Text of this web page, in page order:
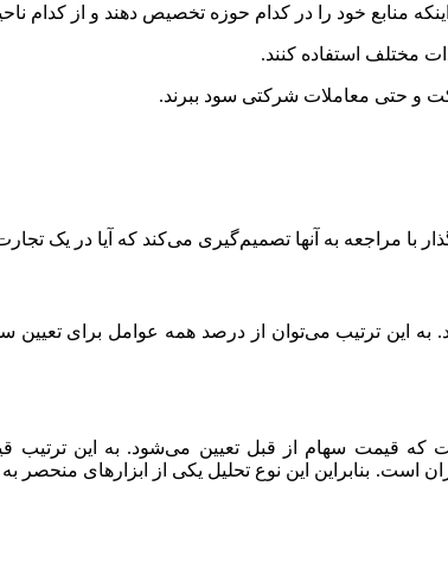
منابع خود را در کدام حوزه تخصیص دهند و از کدام
مختلف استفاده کنند.
و حتی معاملات شرکتی سود ببرند.
مراجعه به آنها تصمیم‌گیری می‌کند که آیا در یک
این ترتیب می‌توان از درصد همه عوامل برای
قیمت سهام از قبل تعیین می‌شود. به این ترتیب
است. بنابراین این نوع تحلیل یکی از ابزارهای منحصر